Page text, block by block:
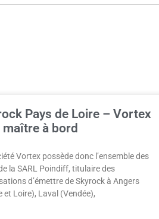
Pays de Loire – Vortex
à bord
Vortex possède donc l’ensemble des
la SARL Poindiff, titulaire des
d’émettre de Skyrock à Angers
et Loire), Laval (Vendée),